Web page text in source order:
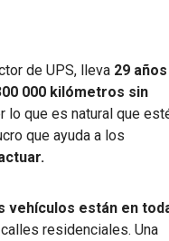
de UPS, lleva 29 años
000 kilómetros sin
lo que es natural que
que ayuda a los
vehículos están en
residenciales. Una